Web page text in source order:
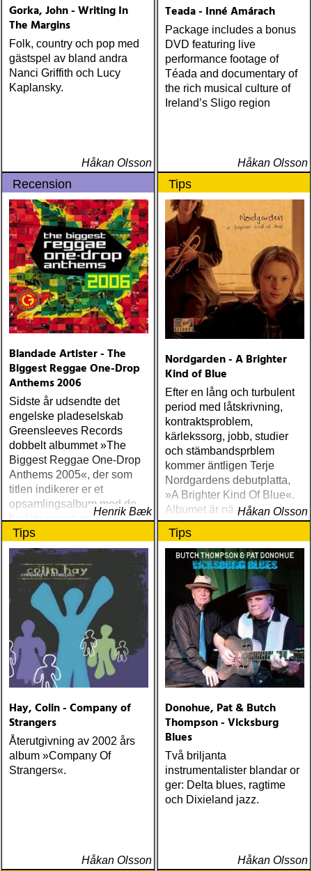
Gorka, John - Writing In
The Margins
Folk, country och pop med
gästspel av bland andra
Nanci Griffith och Lucy
Kaplansky.
Håkan Olsson
Teada - Inné Amárach
Package includes a bonus
DVD featuring live
performance footage of
Téada and documentary of
the rich musical culture of
Ireland’s Sligo region
Håkan Olsson
Recension
Blandade Artister - The
Biggest Reggae One-Drop
Anthems 2006
Sidste år udsendte det
engelske pladeselskab
Greensleeves Records
dobbelt albummet »The
Biggest Reggae One-Drop
Anthems 2005«, der som
titlen indikerer er et
opsamlingsalbum med de
bedste numre indenfor den
populære reggaestil kaldet
one-drop
Henrik Bæk
Tips
Nordgarden - A Brighter
Kind of Blue
Efter en lång och turbulent
period med låtskrivning,
kontraktsproblem,
kärlekssorg, jobb, studier
och stämbandsprblem
kommer äntligen Terje
Nordgardens debutplatta,
»A Brighter Kind Of Blue«.
Albumet är nära, enkelt och
ärligt och handlar om
upplevelser och historier
från en ung mans liv
Håkan Olsson
Tips
Hay, Colin - Company of
Strangers
Återutgivning av 2002 års
album »Company Of
Strangers«.
Håkan Olsson
Tips
Donohue, Pat & Butch
Thompson - Vicksburg
Blues
Två briljanta
instrumentalister blandar or
ger: Delta blues, ragtime
och Dixieland jazz.
Håkan Olsson